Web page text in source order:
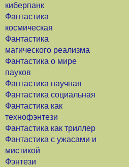
киберпанк
Фантастика
космическая
Фантастика
магического реализма
Фантастика о мире
пауков
Фантастика научная
Фантастика социальная
Фантастика как
технофэнтези
Фантастика как триллер
Фантастика с ужасами и
мистикой
Фэнтези